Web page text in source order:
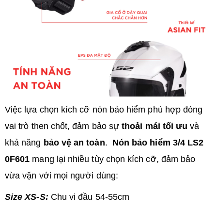
Việc lựa chọn kích cỡ nón bảo hiểm phù hợp đóng
vai trò then chốt, đảm bảo sựthoải mái tối ưu và
khả năng bảo vệ an toàn. Nón bảo hiểm 3/4 LS2
0F601 mang lại nhiều tùy chọn kích cỡ, đảm bảo
vừa vặn với mọi người dùng:
Size XS-S: Chu vi đầu 54-55cm